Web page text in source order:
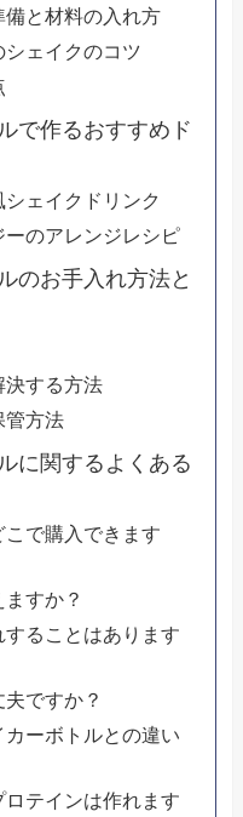
備と材料の入れ方
ェイクのコツ
で作るおすすめド
ェイクドリンク
のアレンジレシピ
のお手入れ方法と
決する方法
管方法
に関するよくある
で購入できます
すか？
ることはあります
ですか？
ーボトルとの違い
テインは作れます